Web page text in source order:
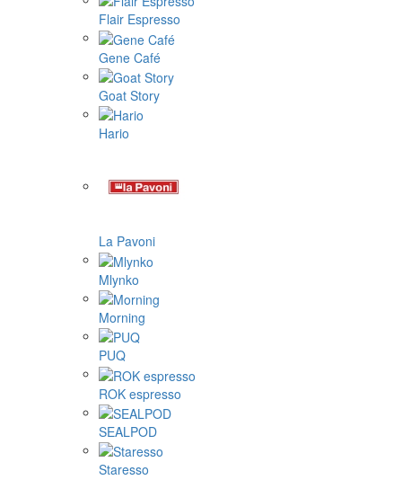
Flair Espresso
Gene Café
Goat Story
Hario
La Pavoni
Mlynko
Morning
PUQ
ROK espresso
SEALPOD
Staresso